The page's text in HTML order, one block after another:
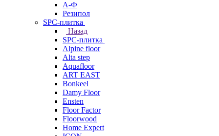
А-Ф
Резипол
SPC-плитка
Назад
SPC-плитка
Alpine floor
Alta step
Aquafloor
ART EAST
Bonkeel
Damy Floor
Ensten
Floor Factor
Floorwood
Home Expert